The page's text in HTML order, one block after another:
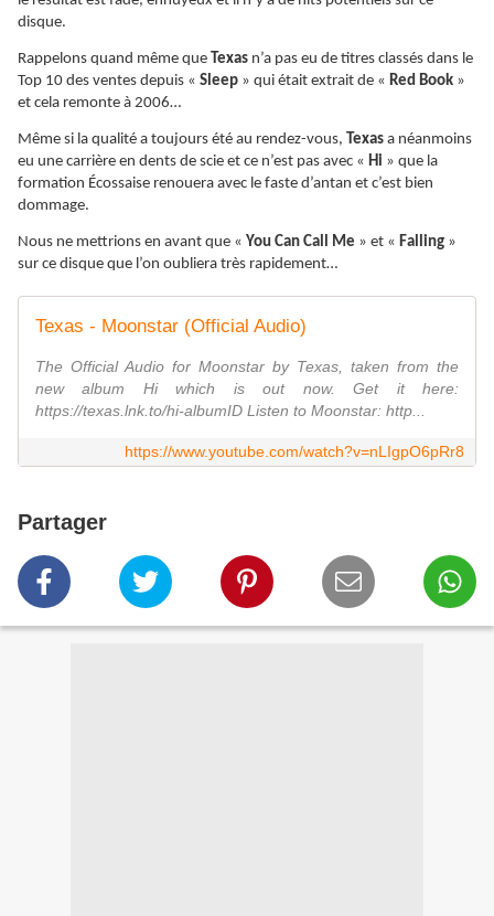
disque.
Rappelons quand même que Texas n’a pas eu de titres classés dans le
Top 10 des ventes depuis « Sleep » qui était extrait de « Red Book »
et cela remonte à 2006…
Même si la qualité a toujours été au rendez-vous, Texas a néanmoins
eu une carrière en dents de scie et ce n’est pas avec « Hi » que la
formation Écossaise renouera avec le faste d’antan et c’est bien
dommage.
Nous ne mettrions en avant que « You Can Call Me » et « Falling »
sur ce disque que l’on oubliera très rapidement…
Texas - Moonstar (Official Audio)
The Official Audio for Moonstar by Texas, taken from the
new album Hi which is out now. Get it here:
https://texas.lnk.to/hi-albumID Listen to Moonstar: http...
https://www.youtube.com/watch?v=nLIgpO6pRr8
Partager